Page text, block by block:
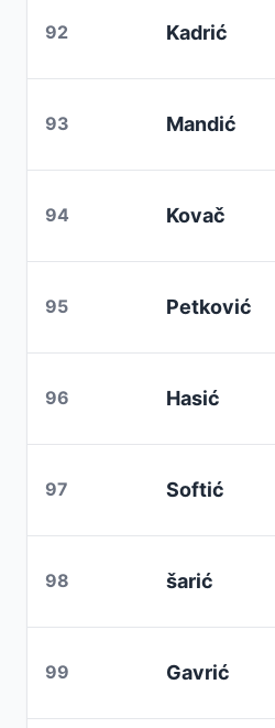
92 Kadrić
93 Mandić
94 Kovač
95 Petković
96 Hasić
97 Softić
98 šarić
99 Gavrić